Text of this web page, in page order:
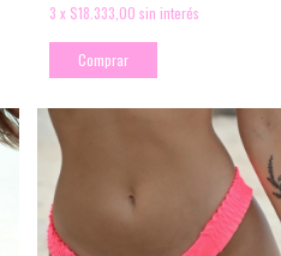
3 x $18.333,00 sin interés
Comprar